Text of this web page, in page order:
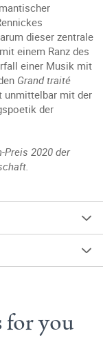
dieser zentrale
mit einem Ranz des
einer Musik mit
Grand traité
unmittelbar mit der
der
Preis 2020 der
for you